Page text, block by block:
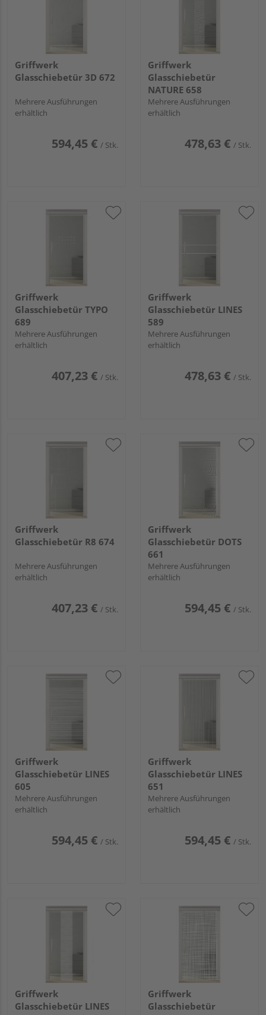
Griffwerk
Glasschiebetür 3D 672
Mehrere Ausführungen
erhältlich
594,45 € / Stk.
Griffwerk
Glasschiebetür
NATURE 658
Mehrere Ausführungen
erhältlich
478,63 € / Stk.
Griffwerk
Glasschiebetür TYPO
689
Mehrere Ausführungen
erhältlich
407,23 € / Stk.
Griffwerk
Glasschiebetür LINES
589
Mehrere Ausführungen
erhältlich
478,63 € / Stk.
Griffwerk
Glasschiebetür R8 674
Mehrere Ausführungen
erhältlich
407,23 € / Stk.
Griffwerk
Glasschiebetür DOTS
661
Mehrere Ausführungen
erhältlich
594,45 € / Stk.
Griffwerk
Glasschiebetür LINES
605
Mehrere Ausführungen
erhältlich
594,45 € / Stk.
Griffwerk
Glasschiebetür LINES
651
Mehrere Ausführungen
erhältlich
594,45 € / Stk.
Griffwerk
Glasschiebetür LINES
Griffwerk
Glasschiebetür